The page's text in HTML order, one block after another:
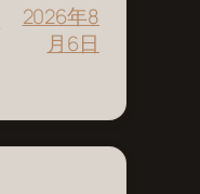
2026年8
月6日